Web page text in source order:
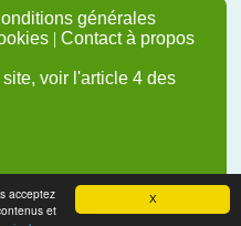
X
acceptez
et
générales
| Contact à propos
voir l'article 4 des